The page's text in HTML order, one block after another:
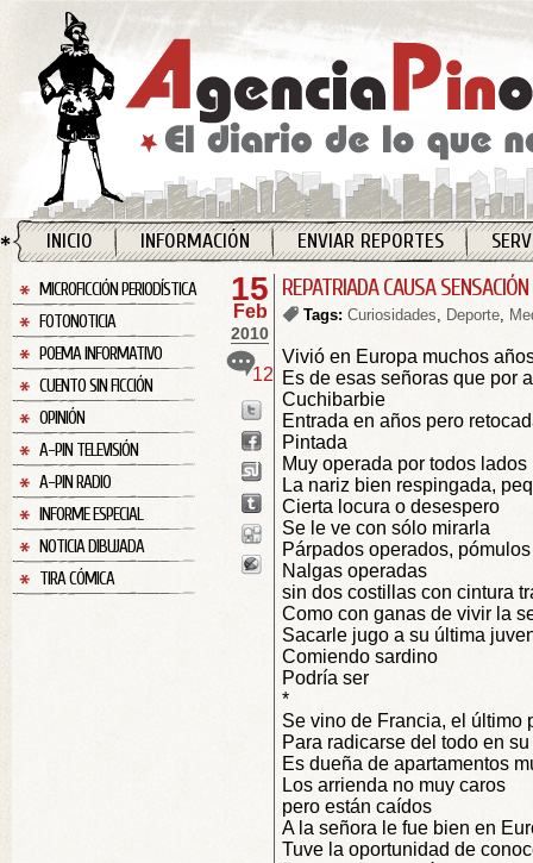
INICIO INFORMACIÓN ENVIAR REPORTES
MICROFICCIÓN PERIODÍSTICA
FOTONOTICIA
POEMA INFORMATIVO
CUENTO SIN FICCIÓN
OPINIÓN
A-PIN TELEVISIÓN
A-PIN RADIO
INFORME ESPECIAL
NOTICIA DIBUJADA
TIRA CÓMICA
15
Feb
2010
12
REPATRIADA CAUSA
Tags: Curiosidades, Deporte,
Vivió en Europa muchos
Es de esas señoras que por
Cuchibarbie
Entrada en años pero
Pintada
Muy operada por todos lados
La nariz bien respingada,
Cierta locura o desespero
Se le ve con sólo mirarla
Párpados operados,
Nalgas operadas
sin dos costillas con cintura
Como con ganas de vivir la
Sacarle jugo a su última
Comiendo sardino
Podría ser
*
Se vino de Francia, el último
Para radicarse del todo en
Es dueña de apartamentos
Los arrienda no muy caros
pero están caídos
A la señora le fue bien en
Tuve la oportunidad de